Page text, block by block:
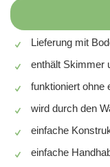
Lieferung mit
enthält Skimmer
funktioniert ohne
wird durch den
einfache
einfache